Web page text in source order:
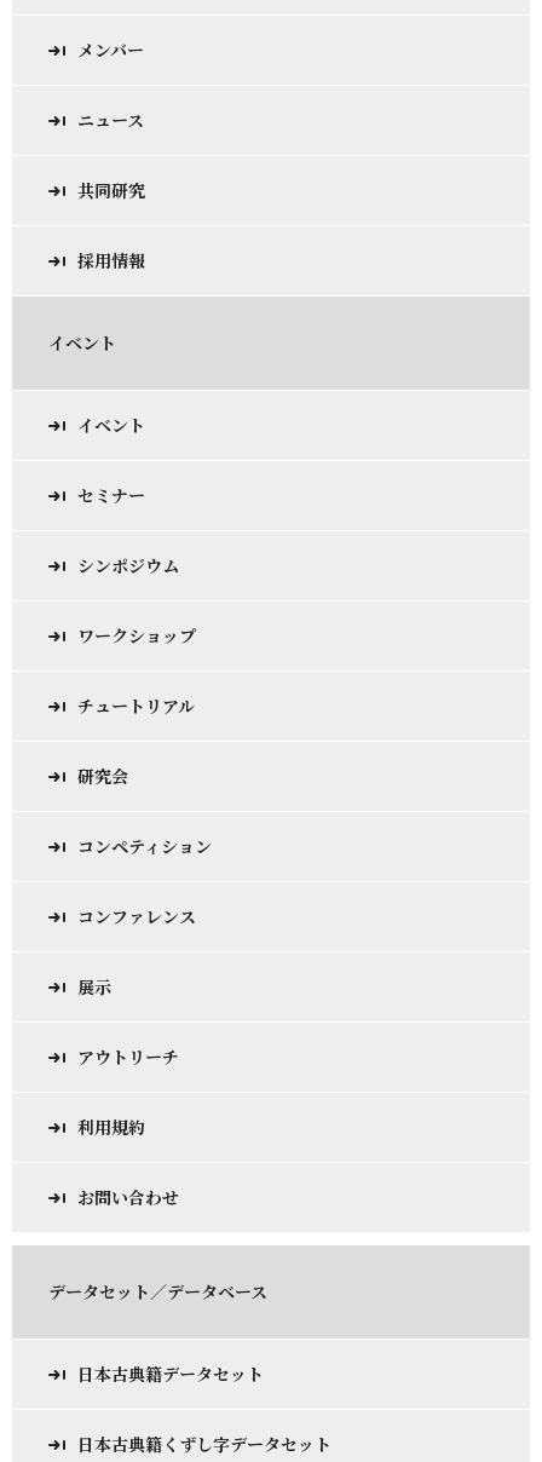
メンバー
ニュース
共同研究
採用情報
イベント
イベント
セミナー
シンポジウム
ワークショップ
チュートリアル
研究会
コンペティション
コンファレンス
展示
アウトリーチ
利用規約
お問い合わせ
データセット／データベース
日本古典籍データセット
日本古典籍くずし字データセット